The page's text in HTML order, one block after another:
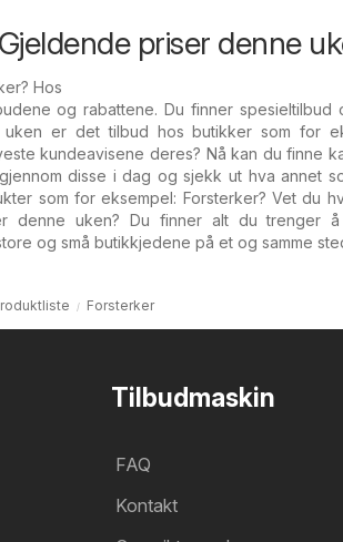
priser denne
Hos
og rabattene. Du finner spesieltilbud
er det tilbud hos butikker som for
kundeavisene deres? Nå kan du finne
disse i dag og sjekk ut hva annet
som for eksempel: Forsterker? Vet du
denne uken? Du finner alt du trenger
og små butikkjedene på et og samme
Forsterker
Tilbudmaskin
FAQ
Kontakt